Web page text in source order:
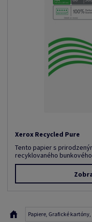
Xerox Recycled Pure
Tento papier s
recyklovaného bunkového
Papiere, Grafické